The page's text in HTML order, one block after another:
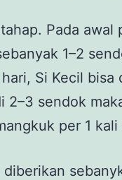
Pada awal
1–2
Si Kecil bisa
2–3 sendok
per 1 kali